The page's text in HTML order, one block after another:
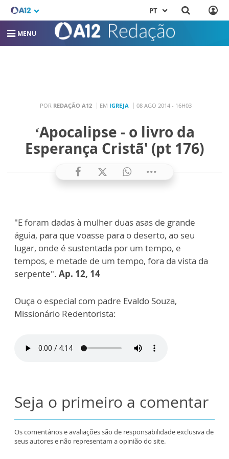
PT
MENU
POR REDAÇÃO A12 EM IGREJA 08 AGO 2014 - 16H03
‘Apocalipse - o livro da
Esperança Cristã' (pt 176)
"E foram dadas à mulher duas asas de grande
águia, para que voasse para o deserto, ao seu
lugar, onde é sustentada por um tempo, e
tempos, e metade de um tempo, fora da vista da
serpente". Ap. 12, 14
Ouça o especial com padre Evaldo Souza,
Missionário Redentorista:
Seja o primeiro a comentar
Os comentários e avaliações são de responsabilidade exclusiva de
seus autores e não representam a opinião do site.